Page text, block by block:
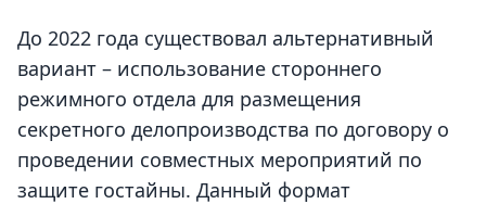
До 2022 года существовал альтернативный
вариант – использование стороннего
режимного отдела для размещения
секретного делопроизводства по договору о
проведении совместных мероприятий по
защите гостайны. Данный формат